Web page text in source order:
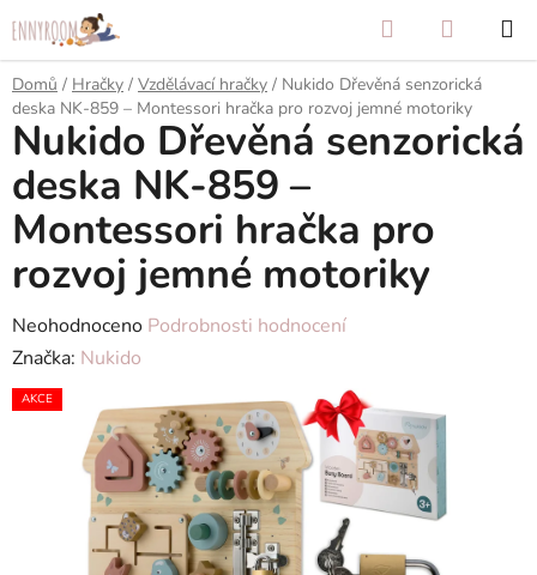
na
obsah
Hledat
KOŠÍK
Domů / Hračky / Vzdělávací hračky / Nukido Dřevěná senzorická
deska NK-859 – Montessori hračka pro rozvoj jemné motoriky
Nukido Dřevěná senzorická
deska NK-859 –
Montessori hračka pro
rozvoj jemné motoriky
Průměrné
hodnocení
produktu
hvězdiček.
Neohodnoceno Podrobnosti hodnocení
Značka: Nukido
AKCE